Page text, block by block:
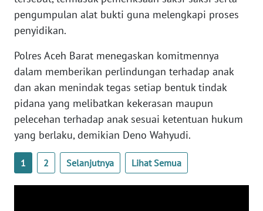
pengumpulan alat bukti guna melengkapi proses
penyidikan.
Polres Aceh Barat menegaskan komitmennya
dalam memberikan perlindungan terhadap anak
dan akan menindak tegas setiap bentuk tindak
pidana yang melibatkan kekerasan maupun
pelecehan terhadap anak sesuai ketentuan hukum
yang berlaku, demikian Deno Wahyudi.
1 2 Selanjutnya Lihat Semua
BABEL
WN
SUMBAR
SUMSEL
WN
BENGKULU